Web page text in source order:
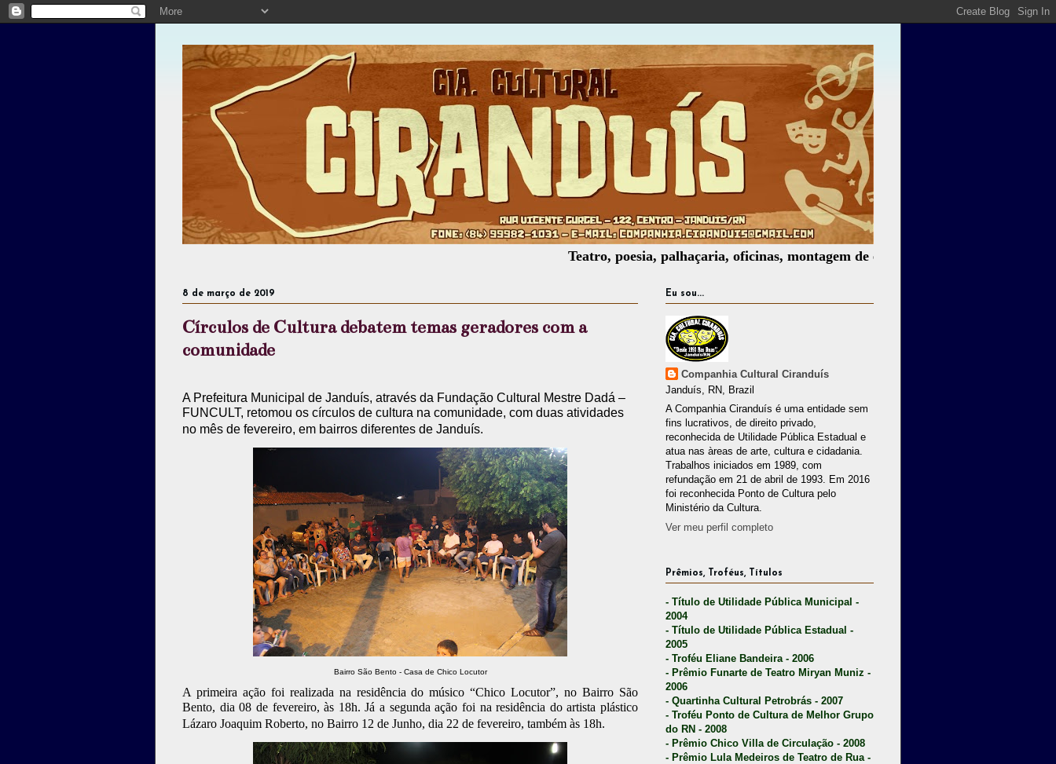
Teatro, poesia, palhaçaria, oficinas, montagem de espetáculos, assessoria cultural,
8 de março de 2019
Círculos de Cultura debatem temas geradores com a
comunidade
A Prefeitura Municipal de Janduís, através da Fundação Cultural Mestre Dadá –
FUNCULT, retomou os círculos de cultura na comunidade, com duas atividades
no mês de fevereiro, em bairros diferentes de Janduís.
Bairro São Bento - Casa de Chico Locutor
A primeira ação foi realizada na residência do músico “Chico Locutor”, no Bairro São
Bento, dia 08 de fevereiro, às 18h. Já a segunda ação foi na residência do artista plástico
Lázaro Joaquim Roberto, no Bairro 12 de Junho, dia 22 de fevereiro, também às 18h.
Eu sou...
Companhia Cultural Ciranduís
Janduís, RN, Brazil
A Companhia Ciranduís é uma entidade sem
fins lucrativos, de direito privado,
reconhecida de Utilidade Pública Estadual e
atua nas àreas de arte, cultura e cidadania.
Trabalhos iniciados em 1989, com
refundação em 21 de abril de 1993. Em 2016
foi reconhecida Ponto de Cultura pelo
Ministério da Cultura.
Ver meu perfil completo
Prêmios, Troféus, Títulos
- Título de Utilidade Pública Municipal -
2004
- Título de Utilidade Pública Estadual -
2005
- Troféu Eliane Bandeira - 2006
- Prêmio Funarte de Teatro Miryan Muniz -
2006
- Quartinha Cultural Petrobrás - 2007
- Troféu Ponto de Cultura de Melhor Grupo
do RN - 2008
- Prêmio Chico Villa de Circulação - 2008
- Prêmio Lula Medeiros de Teatro de Rua -